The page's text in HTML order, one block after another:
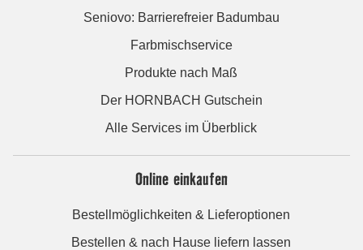
Seniovo: Barrierefreier Badumbau
Farbmischservice
Produkte nach Maß
Der HORNBACH Gutschein
Alle Services im Überblick
Online einkaufen
Bestellmöglichkeiten & Lieferoptionen
Bestellen & nach Hause liefern lassen